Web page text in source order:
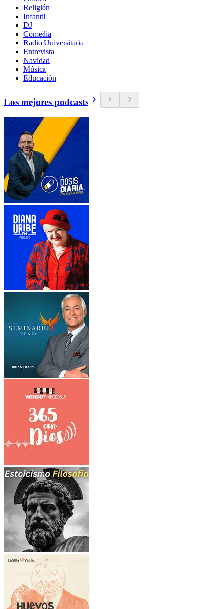
Religión
Infantil
DJ
Comedia
Radio Universitaria
Entrevista
Navidad
Música
Educación
Los mejores podcasts